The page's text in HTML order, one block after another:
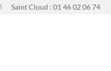
Saint Cloud : 01 46 02 06 74